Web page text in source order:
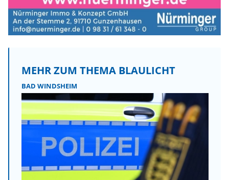
MEHR ZUM THEMA BLAULICHT
BAD WINDSHEIM